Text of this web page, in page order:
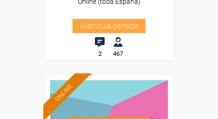
Matrícula cerrada
2 467
ONLINE